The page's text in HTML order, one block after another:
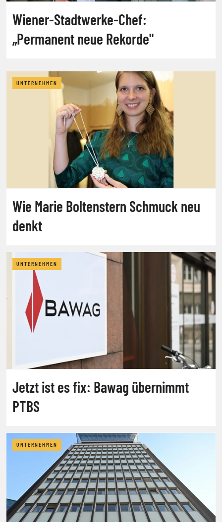
Wiener-Stadtwerke-Chef:
„Permanent neue Rekorde"
UNTERNEHMEN
Wie Marie Boltenstern Schmuck neu
denkt
UNTERNEHMEN
Jetzt ist es fix: Bawag übernimmt
PTBS
UNTERNEHMEN